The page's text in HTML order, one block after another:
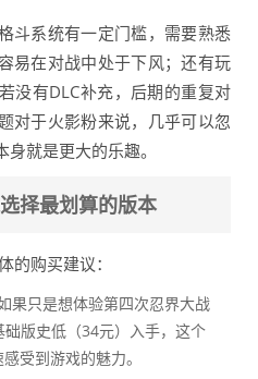
斗系统有一定门槛，需要熟悉
易在对战中处于下风；还有玩
没有DLC补充，后期的重复对
对于火影粉来说，几乎可以忽
就是更大的乐趣。
择最划算的版本
的购买建议：
果只是想体验第四次忍界大战
版史低（34元）入手，这个
受到游戏的魅力。